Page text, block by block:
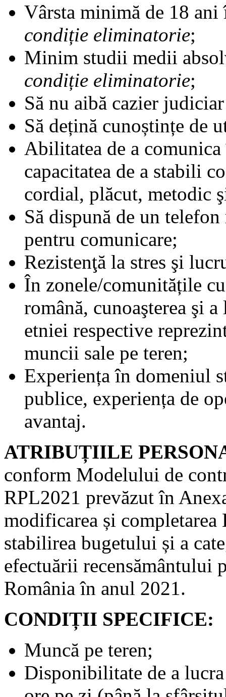
Vârsta minimă de 18
condiție eliminatorie;
Minim studii medii
condiție eliminatorie;
Să nu aibă cazier
Să dețină cunoștințe de
Abilitatea de a
capacitatea de a stabili
cordial, plăcut, metodic
Să dispună de un
pentru comunicare;
Rezistenţă la stres şi
În zonele/comunitățile
română, cunoaşterea şi
etniei respective
muncii sale pe teren;
Experiența în domeniul
publice, experiența de
avantaj.
ATRIBUȚIILE
conform Modelului de
RPL2021 prevăzut în
modificarea și
stabilirea bugetului și a
efectuării
România în anul 2021.
CONDIȚII SPECIFICE:
Muncă pe teren;
Disponibilitate de a